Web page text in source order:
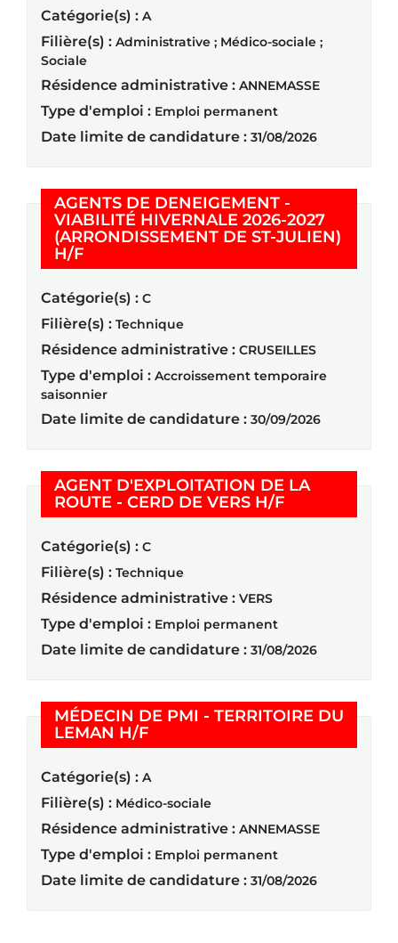
Catégorie(s) : A
Filière(s) : Administrative ; Médico-sociale ;
Sociale
Résidence administrative : ANNEMASSE
Type d'emploi : Emploi permanent
Date limite de candidature : 31/08/2026
AGENTS DE DENEIGEMENT -
VIABILITÉ HIVERNALE 2026-2027
(ARRONDISSEMENT DE ST-JULIEN)
H/F(Nouvelle fenêtre)
Catégorie(s) : C
Filière(s) : Technique
Résidence administrative : CRUSEILLES
Type d'emploi : Accroissement temporaire
saisonnier
Date limite de candidature : 30/09/2026
AGENT D'EXPLOITATION DE LA
ROUTE - CERD DE VERS H/F(Nouvelle
Catégorie(s) : C
Filière(s) : Technique
Résidence administrative : VERS
Type d'emploi : Emploi permanent
Date limite de candidature : 31/08/2026
MÉDECIN DE PMI - TERRITOIRE DU
LEMAN H/F(Nouvelle fenêtre)
Catégorie(s) : A
Filière(s) : Médico-sociale
Résidence administrative : ANNEMASSE
Type d'emploi : Emploi permanent
Date limite de candidature : 31/08/2026